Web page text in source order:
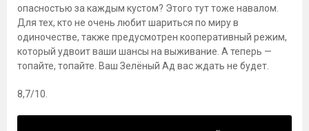
опасностью за каждым кустом? Этого тут тоже навалом.
Для тех, кто не очень любит шариться по миру в
одиночестве, также предусмотрен кооперативный режим,
который удвоит ваши шансы на выживание. А теперь —
топайте, топайте. Ваш Зелёный Ад вас ждать не будет.
8,7/10.